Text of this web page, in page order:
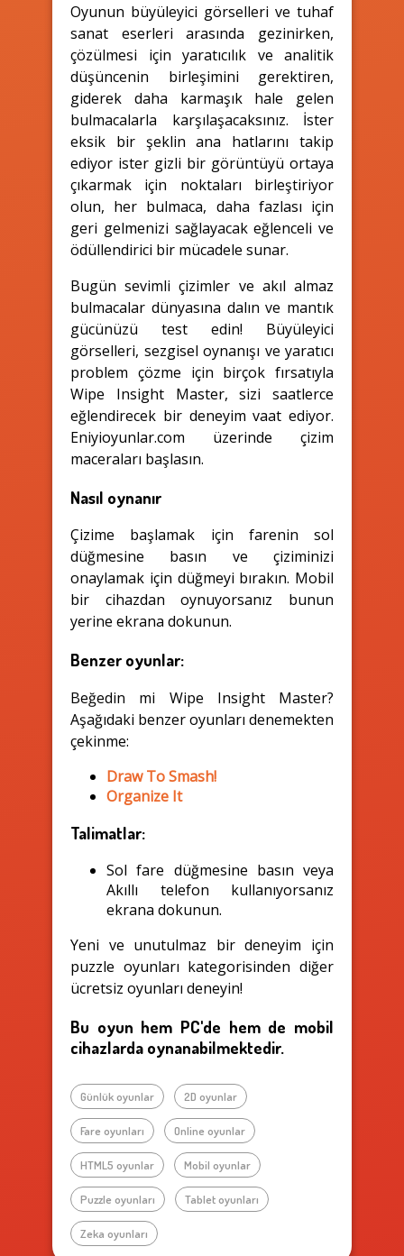
Oyunun büyüleyici görselleri ve tuhaf
sanat eserleri arasında gezinirken,
çözülmesi için yaratıcılık ve analitik
düşüncenin birleşimini gerektiren,
giderek daha karmaşık hale gelen
bulmacalarla karşılaşacaksınız. İster
eksik bir şeklin ana hatlarını takip
ediyor ister gizli bir görüntüyü ortaya
çıkarmak için noktaları birleştiriyor
olun, her bulmaca, daha fazlası için
geri gelmenizi sağlayacak eğlenceli ve
ödüllendirici bir mücadele sunar.
Bugün sevimli çizimler ve akıl almaz
bulmacalar dünyasına dalın ve mantık
gücünüzü test edin! Büyüleyici
görselleri, sezgisel oynanışı ve yaratıcı
problem çözme için birçok fırsatıyla
Wipe Insight Master, sizi saatlerce
eğlendirecek bir deneyim vaat ediyor.
Eniyioyunlar.com üzerinde çizim
maceraları başlasın.
Nasıl oynanır
Çizime başlamak için farenin sol
düğmesine basın ve çiziminizi
onaylamak için düğmeyi bırakın. Mobil
bir cihazdan oynuyorsanız bunun
yerine ekrana dokunun.
Benzer oyunlar:
Beğedin mi Wipe Insight Master?
Aşağıdaki benzer oyunları denemekten
çekinme:
Draw To Smash!
Organize It
Talimatlar:
Sol fare düğmesine basın veya
Akıllı telefon kullanıyorsanız
ekrana dokunun.
Yeni ve unutulmaz bir deneyim için
puzzle oyunları kategorisinden diğer
ücretsiz oyunları deneyin!
Bu oyun hem PC'de hem de mobil
cihazlarda oynanabilmektedir.
Günlük oyunlar 2D oyunlar
Fare oyunları Online oyunlar
HTML5 oyunlar Mobil oyunlar
Puzzle oyunları Tablet oyunları
Zeka oyunları